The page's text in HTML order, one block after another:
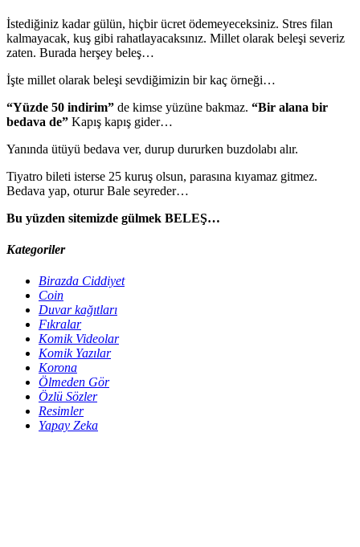
İstediğiniz kadar gülün, hiçbir ücret ödemeyeceksiniz. Stres filan
kalmayacak, kuş gibi rahatlayacaksınız. Millet olarak beleşi severiz
zaten. Burada herşey beleş…
İşte millet olarak beleşi sevdiğimizin bir kaç örneği…
“Yüzde 50 indirim” de kimse yüzüne bakmaz. “Bir alana bir
bedava de” Kapış kapış gider…
Yanında ütüyü bedava ver, durup dururken buzdolabı alır.
Tiyatro bileti isterse 25 kuruş olsun, parasına kıyamaz gitmez.
Bedava yap, oturur Bale seyreder…
Bu yüzden sitemizde gülmek BELEŞ…
Kategoriler
Birazda Ciddiyet
Coin
Duvar kağıtları
Fıkralar
Komik Videolar
Komik Yazılar
Korona
Ölmeden Gör
Özlü Sözler
Resimler
Yapay Zeka